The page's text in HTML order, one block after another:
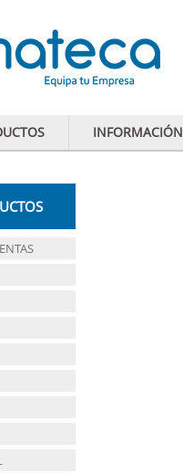
INFORMACIÓN